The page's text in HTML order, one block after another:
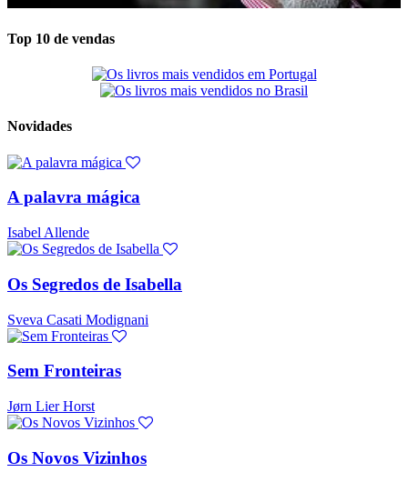
Top 10 de vendas
Novidades
A palavra mágica
Isabel Allende
Os Segredos de Isabella
Sveva Casati Modignani
Sem Fronteiras
Jørn Lier Horst
Os Novos Vizinhos